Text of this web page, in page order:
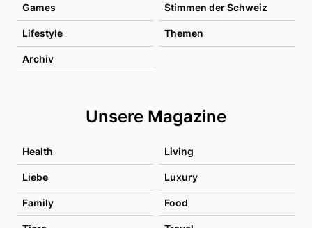
Games Stimmen der Schweiz
Lifestyle Themen
Archiv
Unsere Magazine
Health Living
Liebe Luxury
Family Food